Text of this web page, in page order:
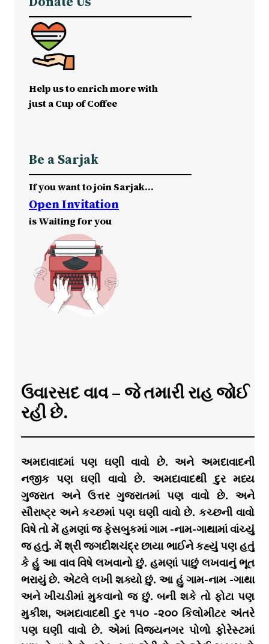
Help us to enrich more with
just a Cup of Coffee
Be a Sarjak
If you want to join Sarjak…
Open Invitation
is Waiting for you
ઉવારસદ વાવ – જે તમારી રાહ જોઈ
રહી છે.
અમદાવાદમાં પણ ઘણી વાવો છે. અને અમદાવાદની
નજીક પણ ઘણી વાવો છે. અમદાવાદથી દુર મધ્ય
ગુજરાત અને ઉત્તર ગુજરાતમાં પણ વાવો છે. અને
સૌરાષ્ટ્ર અને કચ્છમાં પણ ઘણી વાવો છે. કચ્છની વાવો
વિષે તો મેં હમણાં જ ફેસબુકમાં ગામ -નામ-ગાથામાં વાંચ્યું
જ હતું. મેં શ્રી જગદીશચંદ્ર છાયા ભાઈને કહ્યું પણ હતું
કે હું આ વાવ વિષે લખવાનો છું. હમણાં પાછું લખવાનું ભૂત
ભરાયું છે. એટલે લખી શક્યો છું. આ હું ગામ-નામ -ગાથા
અને ખીચડીમાં મુકવાનો જ છું. બની શકે તો ફોટા પણ
મુકીશ, અમદાવાદથી દુર ૧૫૦ -૨૦૦ કિલોમીટર અંતરે
પણ ઘણી વાવો છે. એમાં વિજયનગર પોળો ફોરેસ્ટમાં